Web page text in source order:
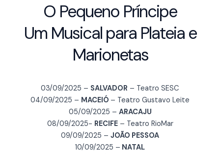
O Pequeno Príncipe
Um Musical para Plateia e
Marionetas
03/09/2025 – SALVADOR – Teatro SESC
04/09/2025 – MACEIÓ – Teatro Gustavo Leite
05/09/2025 – ARACAJU
08/09/2025- RECIFE– Teatro RioMar
09/09/2025 – JOÃO PESSOA
10/09/2025 – NATAL